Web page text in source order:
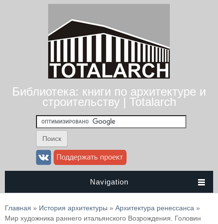
Библиотека: книги по архитектуре и
строительству | Totalarch
Navigation
Вы здесь
Главная » История архитектуры » Архитектура ренессанса »
Мир художника раннего итальянского Возрождения. Головин